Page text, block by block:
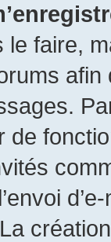
faire,
afin
de